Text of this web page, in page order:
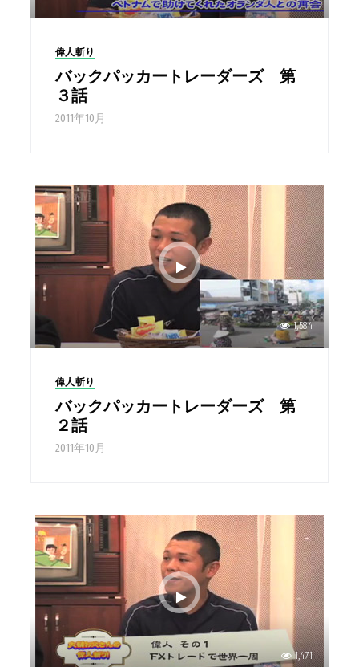
偉人斬り
バックパッカートレーダーズ 第
３話
2011年10月
1,584
偉人斬り
バックパッカートレーダーズ 第
２話
2011年10月
1,471